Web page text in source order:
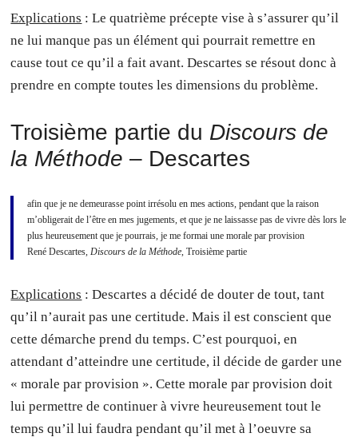
Explications : Le quatrième précepte vise à s’assurer qu’il
ne lui manque pas un élément qui pourrait remettre en
cause tout ce qu’il a fait avant. Descartes se résout donc à
prendre en compte toutes les dimensions du problème.
Troisième partie du Discours de
la Méthode – Descartes
afin que je ne demeurasse point irrésolu en mes actions, pendant que la raison
m’obligerait de l’être en mes jugements, et que je ne laissasse pas de vivre dès lors le
plus heureusement que je pourrais, je me formai une morale par provision
René Descartes,Discours de la Méthode, Troisième partie
Explications : Descartes a décidé de douter de tout, tant
qu’il n’aurait pas une certitude. Mais il est conscient que
cette démarche prend du temps. C’est pourquoi, en
attendant d’atteindre une certitude, il décide de garder une
« morale par provision ». Cette morale par provision doit
lui permettre de continuer à vivre heureusement tout le
temps qu’il lui faudra pendant qu’il met à l’oeuvre sa